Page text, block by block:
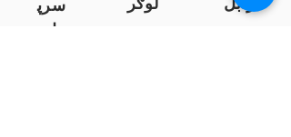
سرپ
ل